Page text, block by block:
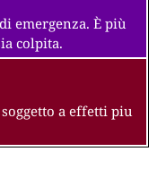
emergenza. È più
colpita.
a effetti piu